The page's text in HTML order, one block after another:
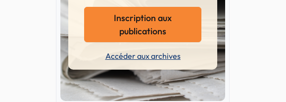
Inscription aux
publications
Accéder aux archives